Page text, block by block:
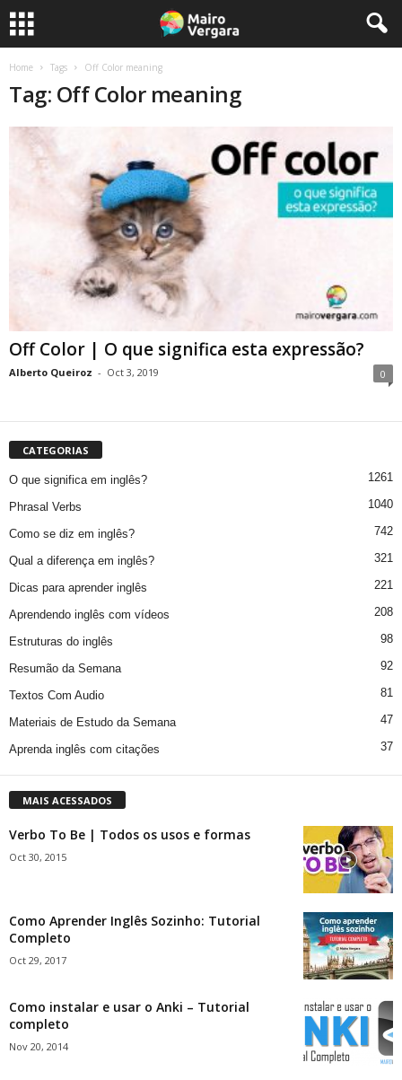
Home Tags Off Color meaning
Tag: Off Color meaning
Off Color | O que significa esta expressão?
Alberto Queiroz - Oct 3, 2019 0
CATEGORIAS
O que significa em inglês? 1261
Phrasal Verbs 1040
Como se diz em inglês? 742
Qual a diferença em inglês? 321
Dicas para aprender inglês 221
Aprendendo inglês com vídeos 208
Estruturas do inglês 98
Resumão da Semana 92
Textos Com Audio 81
Materiais de Estudo da Semana 47
Aprenda inglês com citações 37
MAIS ACESSADOS
Verbo To Be | Todos os usos e formas
Oct 30, 2015
Como Aprender Inglês Sozinho: Tutorial
Completo
Oct 29, 2017
Como instalar e usar o Anki – Tutorial
completo
Nov 20, 2014